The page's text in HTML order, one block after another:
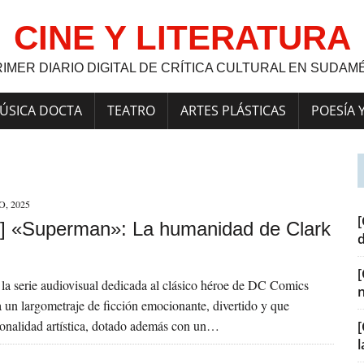
CINE Y LITERATURA
DIARIO DIGITAL DE CRÍTICA CULTURAL EN
DOCTA TEATRO ARTES PLÁSTICAS POESÍA
2025
«Superman»: La humanidad de Clark
serie audiovisual dedicada al clásico héroe de DC Comics
un largometraje de ficción emocionante, divertido y que
artística, dotado además con un…